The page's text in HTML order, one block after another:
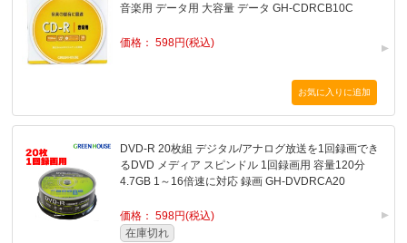
音楽用 データ用 大容量 データ GH-CDRCB10C
価格： 598円(税込)
DVD-R 20枚組 デジタル/アナログ放送を1回録画でき
るDVD メディア スピンドル 1回録画用 容量120分
4.7GB 1～16倍速に対応 録画 GH-DVDRCA20
価格： 598円(税込)
在庫切れ